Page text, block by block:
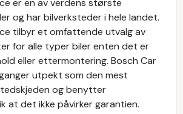
er en av verdens største
og har bilverksteder i hele landet.
tilbyr et omfattende utvalg av
for alle typer biler enten det er
eller ettermontering. Bosch Car
utpekt som den mest
og benytter
at det ikke påvirker garantien.